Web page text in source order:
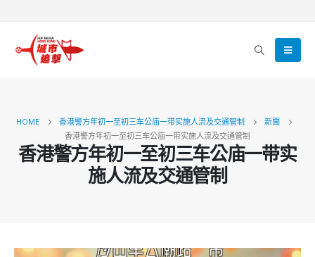
HOME 香港警方年初一至初三车公庙一带实施人流及交通管制
新聞
香港警方年初一至初三车公庙一带实施人流及交通管制
香港警方年初一至初三车公庙一带实
施人流及交通管制